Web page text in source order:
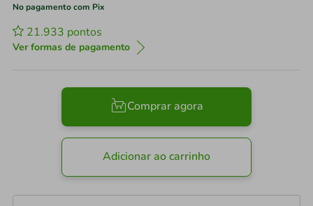
No pagamento com Pix
21.933 pontos
Ver formas de pagamento
Comprar agora
Adicionar ao carrinho